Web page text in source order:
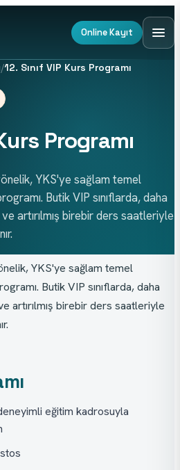
Online Kayıt
/12. Sınıf VIP Kurs Programı
Programı
YKS'ye sağlam temel
Butik VIP sınıflarda, daha
artırılmış birebir ders saatleriyle
YKS'ye sağlam temel
Butik VIP sınıflarda, daha
artırılmış birebir ders saatleriyle
eğitim kadrosuyla